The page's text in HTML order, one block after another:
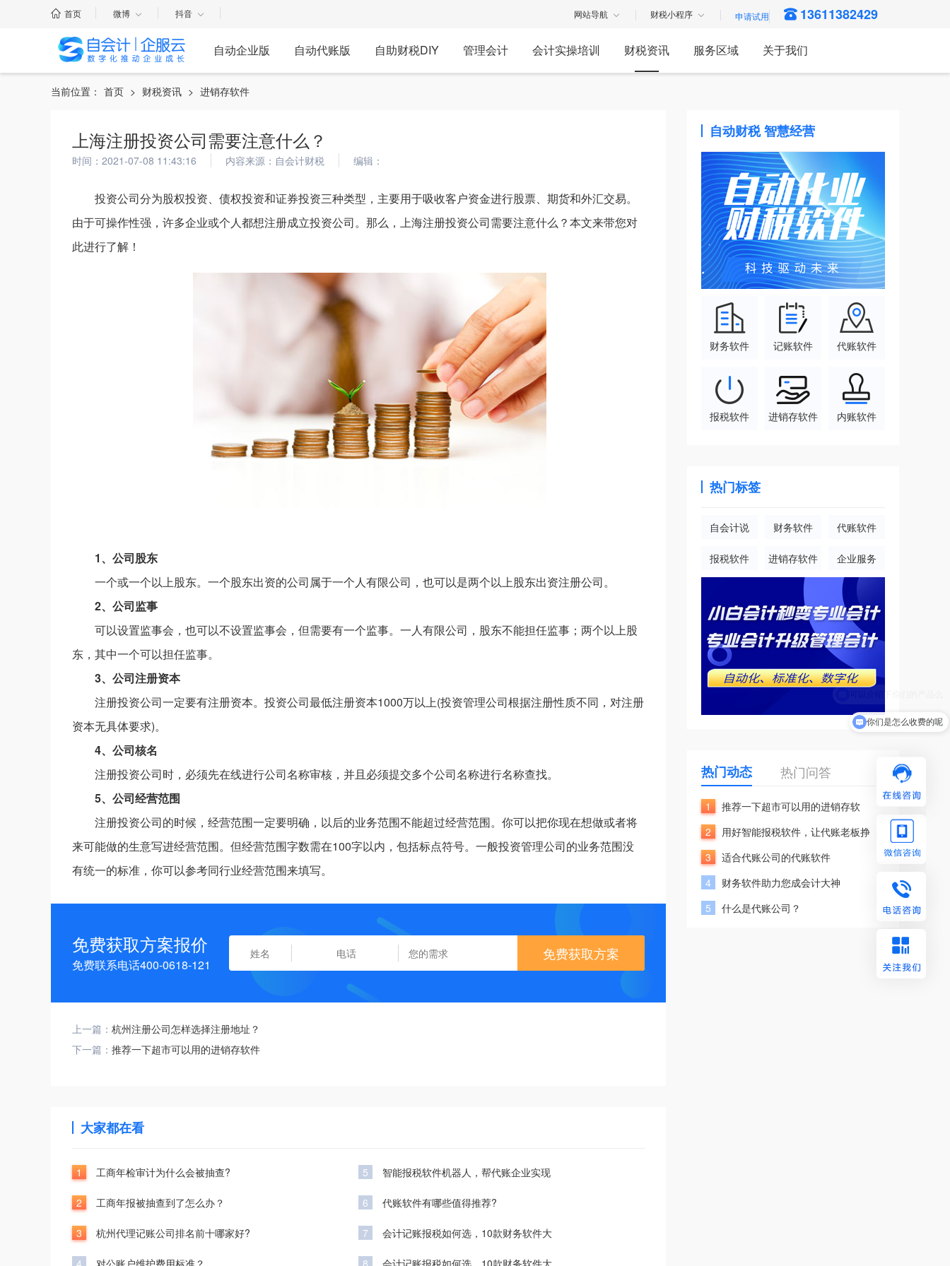
首页 微博 抖音 网站导航 财税小程序 13611382429
自动企业版 自动代账版 自助财税DIY 管理会计 会计实操培训 财税资讯 服务区域 关于我们
当前位置： 首页 > 财税资讯 > 进销存软件
上海注册投资公司需要注意什么？
时间：2021-07-08 11:43:16 内容来源：自会计财税 编辑：
投资公司分为股权投资、债权投资和证券投资三种类型，主要用于吸收客户资金进行股票、期货和外汇交易。
由于可操作性强，许多企业或个人都想注册成立投资公司。那么，上海注册投资公司需要注意什么？本文来带您对
此进行了解！
1、公司股东
一个或一个以上股东。一个股东出资的公司属于一个人有限公司，也可以是两个以上股东出资注册公司。
2、公司监事
可以设置监事会，也可以不设置监事会，但需要有一个监事。一人有限公司，股东不能担任监事；两个以上股
东，其中一个可以担任监事。
3、公司注册资本
注册投资公司一定要有注册资本。投资公司最低注册资本1000万以上(投资管理公司根据注册性质不同，对注册
资本无具体要求)。
4、公司核名
注册投资公司时，必须先在线进行公司名称审核，并且必须提交多个公司名称进行名称查找。
5、公司经营范围
注册投资公司的时候，经营范围一定要明确，以后的业务范围不能超过经营范围。你可以把你现在想做或者将
来可能做的生意写进经营范围。但经营范围字数需在100字以内，包括标点符号。一般投资管理公司的业务范围没
有统一的标准，你可以参考同行业经营范围来填写。
免费获取方案报价
免费联系电话400-0618-121
免费获取方案
上一篇： 杭州注册公司怎样选择注册地址？
下一篇： 推荐一下超市可以用的进销存软件
大家都在看
1 工商年检审计为什么会被抽查?
2 工商年报被抽查到了怎么办？
3 杭州代理记账公司排名前十哪家好?
4 对公账户维护费用标准？
5 智能报税软件机器人，帮代账企业实现
6 代账软件有哪些值得推荐?
7 会计记账报税如何选，10款财务软件大
8 会计记账报税如何选，10款财务软件大
自动财税 智慧经营
财务软件 记账软件 代账软件
报税软件 进销存软件 内账软件
热门标签
自会计说 财务软件 代账软件
报税软件 进销存软件 企业服务
热门动态 热门问答
1
推荐一下超市可以用的进销存软
2
用好智能报税软件，让代账老板挣
3
适合代账公司的代账软件
4
财务软件助力您成会计大神
5
什么是代账公司？
你们是怎么收费的呢